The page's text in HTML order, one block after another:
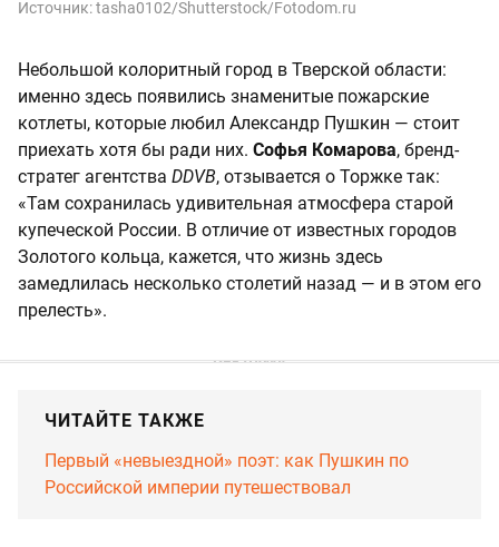
Источник:tasha0102/Shutterstock/Fotodom.ru
Небольшой колоритный город в Тверской области:
именно здесь появились знаменитые пожарские
котлеты, которые любил Александр Пушкин — стоит
приехать хотя бы ради них. Софья Комарова, бренд-
стратег агентства DDVB, отзывается о Торжке так:
«Там сохранилась удивительная атмосфера старой
купеческой России. В отличие от известных городов
Золотого кольца, кажется, что жизнь здесь
замедлилась несколько столетий назад — и в этом его
прелесть».
ЧИТАЙТЕ ТАКЖЕ
Первый «невыездной» поэт: как Пушкин по
Российской империи путешествовал